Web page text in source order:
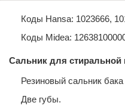
Коды Hansa: 1023666,
Коды Midea:
Сальник для стиральной
Резиновый сальник
Две губы.